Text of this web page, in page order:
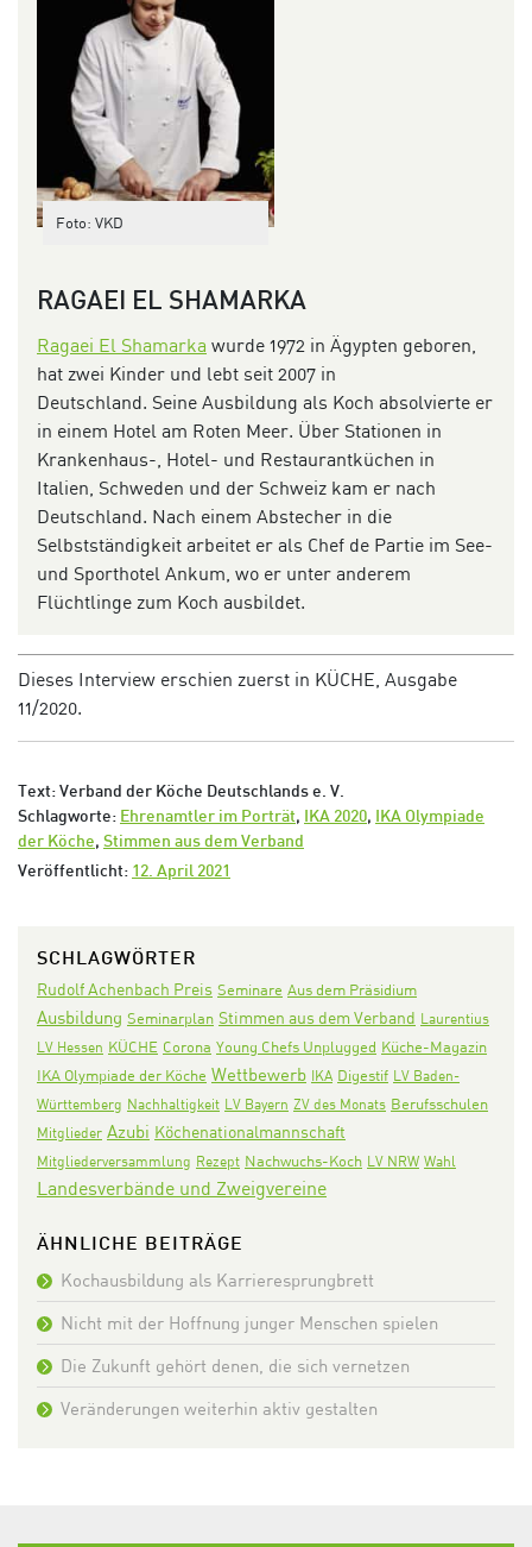
Foto: VKD
RAGAEI EL SHAMARKA
Ragaei El Shamarka wurde 1972 in Ägypten geboren
hat zwei Kinder und lebt seit 2007 in
Deutschland. Seine Ausbildung als Koch absolvierte er
in einem Hotel am Roten Meer. Über Stationen in
Krankenhaus-, Hotel- und Restaurantküchen in
Italien, Schweden und der Schweiz kam er nach
Deutschland. Nach einem Abstecher in die
Selbstständigkeit arbeitet er als Chef de Partie im See-
und Sporthotel Ankum , wo er unter anderem
Flüchtlinge zum Koch ausbildet.
Dieses Interview erschien zuerst in KÜCHE, Ausgabe
11/2020.
Text: Verband der Köche Deutschlands e. V.
Schlagworte: Ehrenamtler im Porträt, IKA 2020,
IKA Olympiade
der Köche, Stimmen aus dem Verband
Veröffentlicht: 12. April 2021
SCHLAGWÖRTER
Rudolf Achenbach Preis Seminare Aus dem Präsidium
Ausbildung Seminarplan Stimmen aus dem Verband Laurentius
LV Hessen KÜCHE Corona Young Chefs Unplugged Küche-Magazin
IKA Olympiade der Köche Wettbewerb IKA Digestif LV Baden-
Württemberg Nachhaltigkeit LV Bayern ZV des Monats Berufsschulen
Mitglieder Azubi Köchenationalmannschaft
Mitgliederversammlung Rezept Nachwuchs-Koch LV NRW Wahl
Landesverbände und Zweigvereine
ÄHNLICHE BEITRÄGE
Kochausbildung als Karrieresprungbrett
Nicht mit der Hoffnung junger Menschen spielen
Die Zukunft gehört denen, die sich vernetzen
Veränderungen weiterhin aktiv gestalten